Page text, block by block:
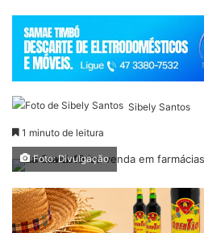
Sibely Santos
1 minuto de leitura
Foto: Divulgação